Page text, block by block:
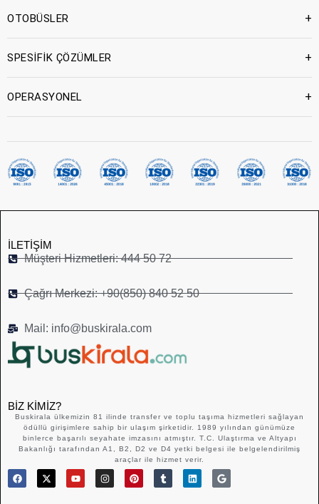
OTOBÜSLER +
SPESİFİK ÇÖZÜMLER +
OPERASYONEL +
İLETIŞIM
Müşteri Hizmetleri: 444 50 72
Çağrı Merkezi: +90(850) 840 52 50
Mail: info@buskirala.com
BIZ KIMIZ?
Buskirala ülkemizin 81 ilinde transfer ve toplu taşıma hizmetleri sağlayan
ödüllü girişimlere sahip bir ulaşım şirketidir. 1989 yılından günümüze
binlerce başarılı seyahate imzasını atmıştır. T.C. Ulaştırma ve Altyapı
Bakanlığı tarafından A1, B2, D2 ve D4 yetki belgesi ile belgelendirilmiş
araçlar ile hizmet verir.